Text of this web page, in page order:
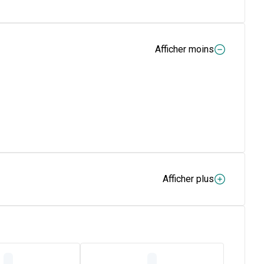
Afficher moins
Afficher plus
et de l'extrait de menthe aquatique, aide a oublier